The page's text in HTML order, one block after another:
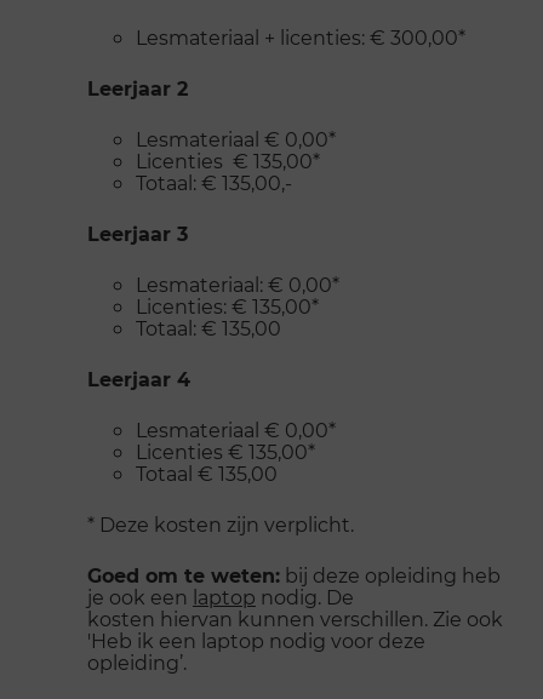
Lesmateriaal + licenties: € 300,00*
Leerjaar 2
Lesmateriaal € 0,00*
Licenties € 135,00*
Totaal: € 135,00,-
Leerjaar 3
Lesmateriaal: € 0,00*
Licenties: € 135,00*
Totaal: € 135,00
Leerjaar 4
Lesmateriaal € 0,00*
Licenties € 135,00*
Totaal € 135,00
* Deze kosten zijn verplicht.
Goed om te weten: bij deze opleiding heb
je ook een laptop nodig. De
kosten hiervan kunnen verschillen. Zie ook
'Heb ik een laptop nodig voor deze
opleiding’.